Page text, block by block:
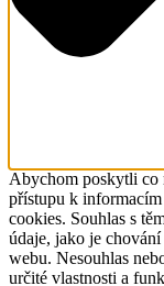
Abychom poskytli co
přístupu k
cookies. Souhlas s
údaje, jako je
webu. Nesouhlas
určité vlastnosti a